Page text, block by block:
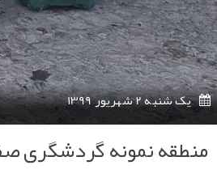
یک شنبه 2 شهریور 1399
منطقه نمونه گردشگری